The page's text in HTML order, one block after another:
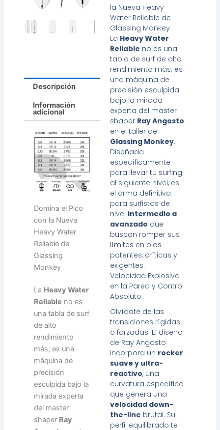
la Nueva Heavy
Water Reliable de
Glassing Monkey
La Heavy Water
Reliable no es una
tabla de surf de alto
rendimiento más; es
una máquina de
precisión esculpida
bajo la mirada
experta del master
shaper Ray Angosto
en el taller de
Glassing Monkey.
Diseñada
específicamente
para llevar tu surfing
al siguiente nivel, es
el arma definitiva
para surfistas de
nivel intermedio a
avanzado que
buscan romper sus
límites en olas
potentes, críticas y
exigentes.
Velocidad Explosiva
en la Pared y Control
Absoluto
Olvídate de las
transiciones rígidas
o forzadas. El diseño
de Ray Angosto
incorpora un rocker
suave y ultra-
reactivo, una
curvatura específica
que genera una
velocidad down-
the-line brutal. Su
perfil equilibrado te
Descripción
Información
adicional
Domina el Pico
con la Nueva
Heavy Water
Reliable de
Glassing
Monkey
La Heavy Water
Reliable no es
una tabla de surf
de alto
rendimiento
más; es una
máquina de
precisión
esculpida bajo la
mirada experta
del master
shaper Ray